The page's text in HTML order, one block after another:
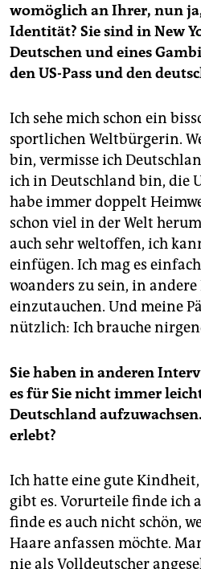
womöglich an Ihrer, nun
Identität? Sie sind in New
Deutschen und eines
den US-Pass und den
Ich sehe mich schon ein
sportlichen Weltbürgerin.
bin, vermisse ich
ich in Deutschland bin, die
habe immer doppelt
schon viel in der Welt
auch sehr weltoffen, ich
einfügen. Ich mag es
woanders zu sein, in
einzutauchen. Und meine
nützlich: Ich brauche
Sie haben in anderen
es für Sie nicht immer
Deutschland
erlebt?
Ich hatte eine gute
gibt es. Vorurteile finde ich
finde es auch nicht schön,
Haare anfassen möchte.
nie als Volldeutscher